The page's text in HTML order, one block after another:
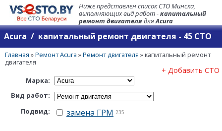
Ниже представлен список СТО Минска,
выполняющих вид работ -капитальный
ремонт двигателядляAcura
Acura / капитальный ремонт двигателя - 45 СТО
Главная »Ремонт Acura »Ремонт двигателя »капитальный ремонт
двигателя
+ Добавить СТО
Марка:
Вид работ:
Подвид:
замена ГРМ 235